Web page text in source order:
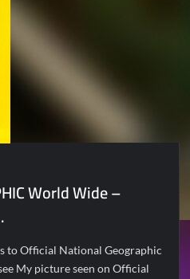
World Wide –
to Official National Geographic
My picture seen on Official